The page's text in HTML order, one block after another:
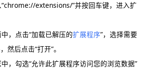
extensions/”并按回车键，进入扩
，点击“加载已解压的扩展程序”，选择需要
然后点击“打开”。
，勾选“允许此扩展程序访问您的浏览数据”